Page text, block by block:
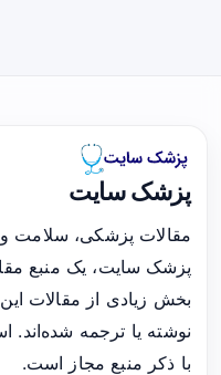
پزشک سایت
مقالات پزشکی، سلامت
پزشک سایت، یک منبع
بخش زیادی از مقالات
نوشته یا ترجمه شده‌اند.
با ذکر منبع مجاز است.